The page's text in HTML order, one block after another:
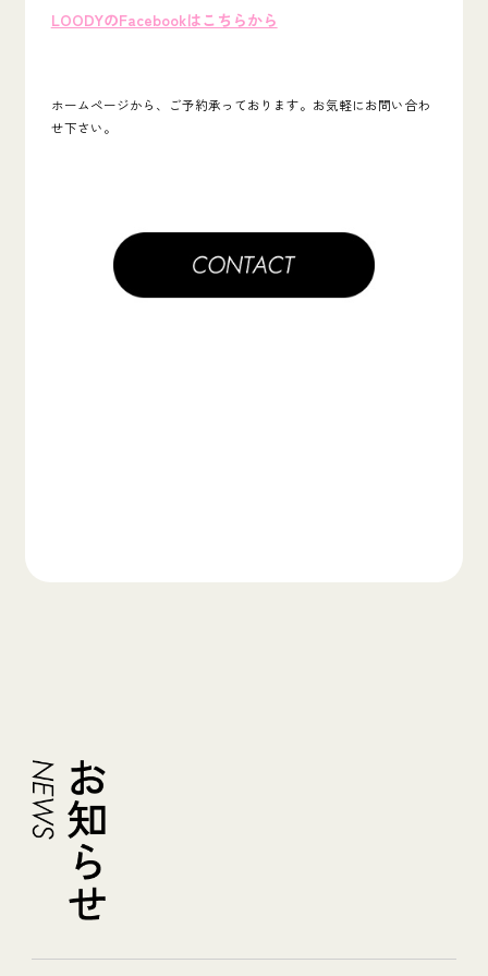
LOODYのFacebookはこちらから
ホームページから、ご予約承っております。お気軽にお問い合わ
せ下さい。